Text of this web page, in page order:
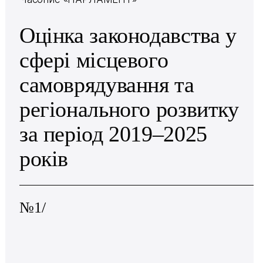
Оцінка законодавства у
сфері місцевого
самоврядування та
регіонального розвитку
за період 2019–2025
років
№1/